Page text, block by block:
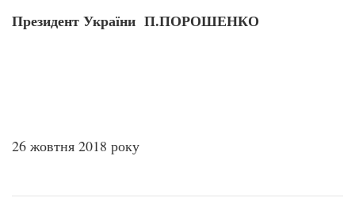
Президент України П.ПОРОШЕНКО
26 жовтня 2018 року